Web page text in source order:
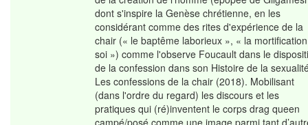
dont s'inspire la Genèse chrétienne, en les
considérant comme des rites d'expérience de la
chair (« le baptême laborieux », « la
soi ») comme l'observe Foucault dans le
de la confession dans son Histoire de la
Les confessions de la chair (2018). Mobilisant
(dans l'ordre du regard) les discours et les
pratiques qui (ré)inventent le corps drag queen